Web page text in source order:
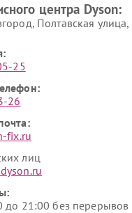
центра Dyson:
Полтавская улица,
25
26
fix.ru
лиц
21:00 без